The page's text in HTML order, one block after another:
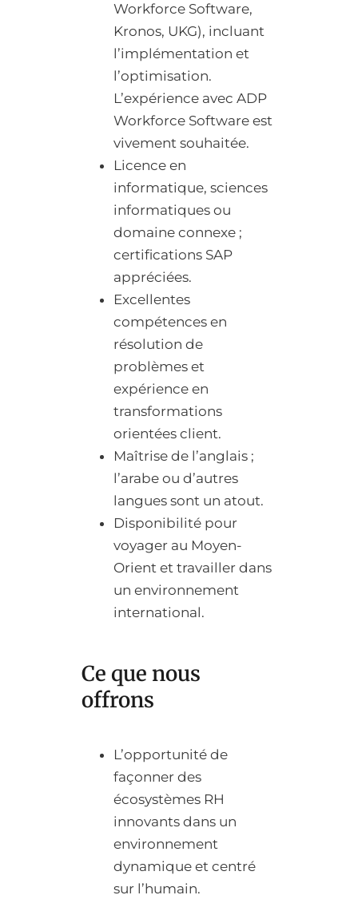
Workforce Software,
Kronos, UKG), incluant
l’implémentation et
l’optimisation.
L’expérience avec ADP
Workforce Software est
vivement souhaitée.
Licence en
informatique, sciences
informatiques ou
domaine connexe ;
certifications SAP
appréciées.
Excellentes
compétences en
résolution de
problèmes et
expérience en
transformations
orientées client.
Maîtrise de l’anglais ;
l’arabe ou d’autres
langues sont un atout.
Disponibilité pour
voyager au Moyen-
Orient et travailler dans
un environnement
international.
Ce que nous
offrons
L’opportunité de
façonner des
écosystèmes RH
innovants dans un
environnement
dynamique et centré
sur l’humain.